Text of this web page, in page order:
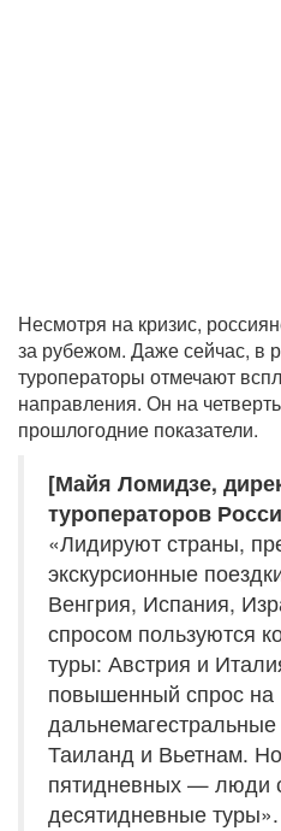
Несмотря на кризис,
за рубежом. Даже сейчас, в
туроператоры отмечают
направления. Он на
прошлогодние показатели.
[Майя Ломидзе,
туроператоров
«Лидируют страны,
экскурсионные
Венгрия, Испания,
спросом пользуются
туры: Австрия и
повышенный спрос на
дальнемагестральные
Таиланд и Вьетнам.
пятидневных — люди
десятидневные туры».